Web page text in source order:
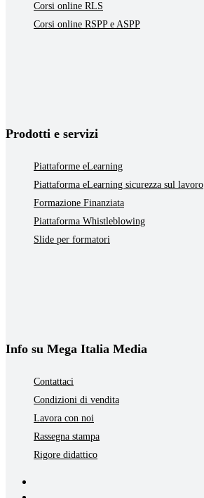
Corsi online RLS
Corsi online RSPP e ASPP
Prodotti e servizi
Piattaforme eLearning
Piattaforma eLearning sicurezza sul lavoro
Formazione Finanziata
Piattaforma Whistleblowing
Slide per formatori
Info su Mega Italia Media
Contattaci
Condizioni di vendita
Lavora con noi
Rassegna stampa
Rigore didattico